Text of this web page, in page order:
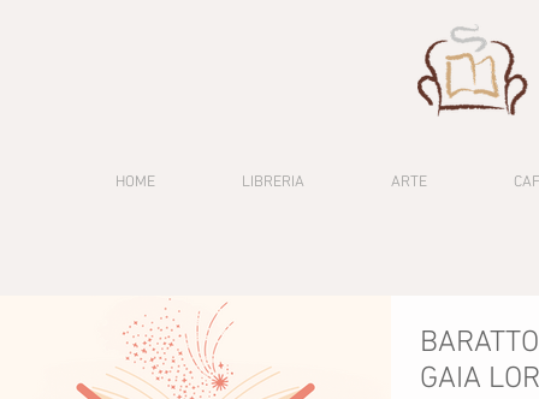
HOME LIBRERIA ARTE
GAIA